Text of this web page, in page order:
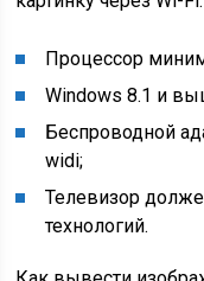
Процессор
Windows 8.1 и
Беспроводной
widi;
Телевизор
технологий.